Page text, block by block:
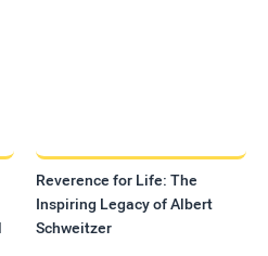
Reverence for Life: The
Inspiring Legacy of Albert
Schweitzer